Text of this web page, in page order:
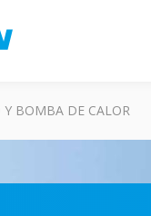
BOMBA DE CALOR